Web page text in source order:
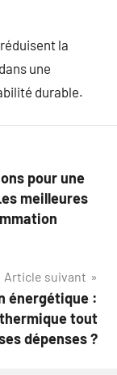
la
une
durable.
pour une
meilleures
Article suivant
énergétique :
tout
dépenses ?